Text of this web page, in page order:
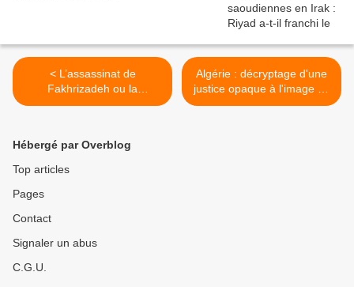
< L’assassinat de
Fakhrizadeh ou la
conclusion d’une longue
Algérie : décryptage d'une
justice opaque à l'image du
système >
Hébergé par Overblog
Top articles
Pages
Contact
Signaler un abus
C.G.U.